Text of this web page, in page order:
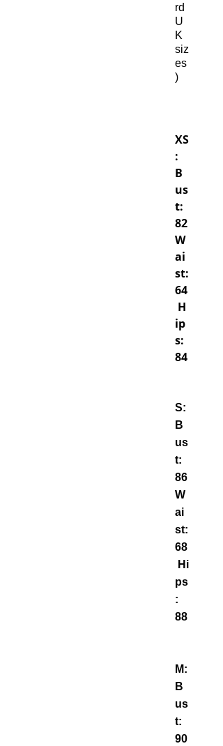
rd
U
K
siz
es
)
XS
:
B
us
t:
82
W
ai
st:
64
H
ip
s:
84
S:
B
us
t:
86
W
ai
st:
68
Hi
ps
:
88
M:
B
us
t:
90